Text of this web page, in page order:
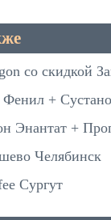
со скидкой
+
Энантат +
Челябинск
Сургут